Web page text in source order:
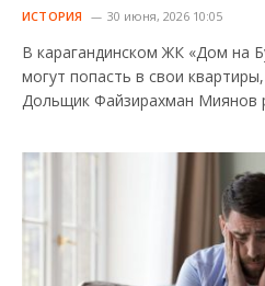
ИСТОРИЯ 30 июня, 2026 10:05
В карагандинском ЖК «Дом на
могут попасть в свои
Дольщик Файзирахман Миянов